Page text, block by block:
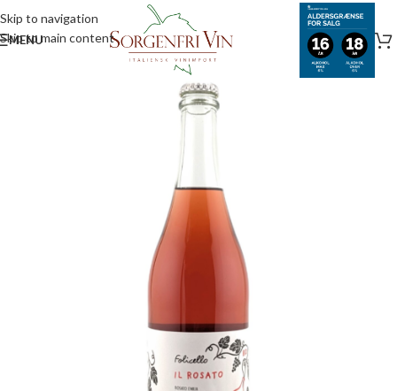
Skip to navigation
Skip to main content
MENU